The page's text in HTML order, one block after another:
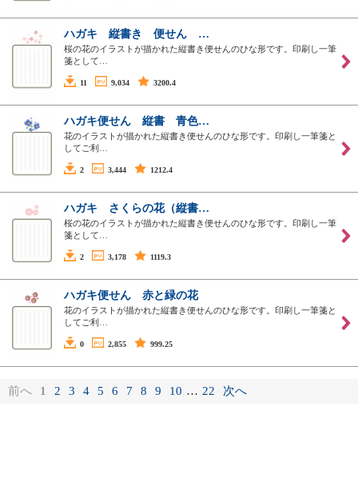
ハガキ 縦書き 便せん …
桜の花のイラストが描かれた縦書き便せんのひな形です。印刷し一筆
箋として…
11 9,034 3200.4
ハガキ便せん 縦書 青色…
花のイラストが描かれた縦書き便せんのひな形です。印刷し一筆箋と
してご利…
2 3,444 1212.4
ハガキ さくらの花（縦書…
桜の花のイラストが描かれた縦書き便せんのひな形です。印刷し一筆
箋として…
2 3,178 1119.3
ハガキ便せん 赤と緑の花
花のイラストが描かれた縦書き便せんのひな形です。印刷し一筆箋と
してご利…
0 2,855 999.25
前へ 1 2 3 4 5 6 7 8 9 10 … 22 次へ